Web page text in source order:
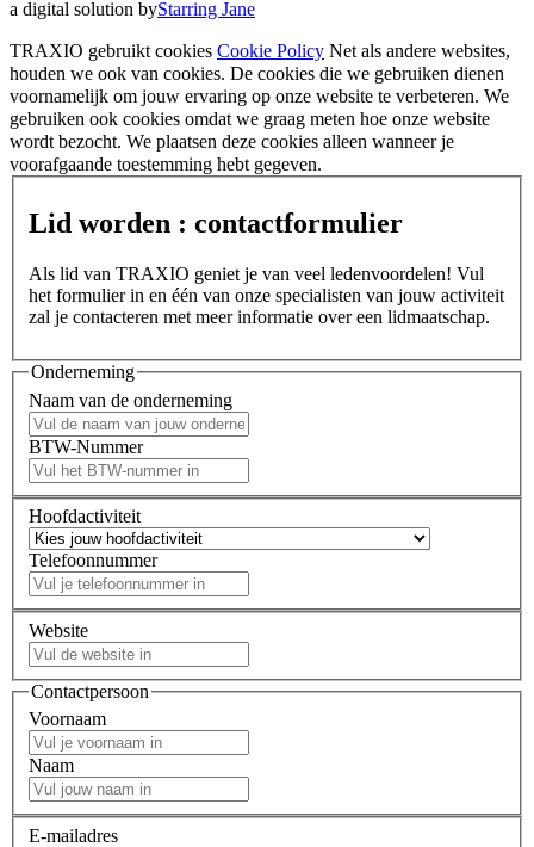
a digital solution byStarring Jane
TRAXIO gebruikt cookies Cookie Policy Net als andere websites,
houden we ook van cookies. De cookies die we gebruiken dienen
voornamelijk om jouw ervaring op onze website te verbeteren. We
gebruiken ook cookies omdat we graag meten hoe onze website
wordt bezocht. We plaatsen deze cookies alleen wanneer je
voorafgaande toestemming hebt gegeven.
Lid worden : contactformulier
Als lid van TRAXIO geniet je van veel ledenvoordelen! Vul
het formulier in en één van onze specialisten van jouw activiteit
zal je contacteren met meer informatie over een lidmaatschap.
Onderneming
Naam van de onderneming
BTW-Nummer
Hoofdactiviteit
Telefoonnummer
Website
Contactpersoon
Voornaam
Naam
E-mailadres